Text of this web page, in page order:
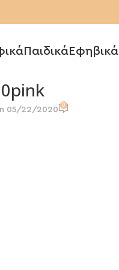
Παιδικά Εφηβικά
05/22/2020
0